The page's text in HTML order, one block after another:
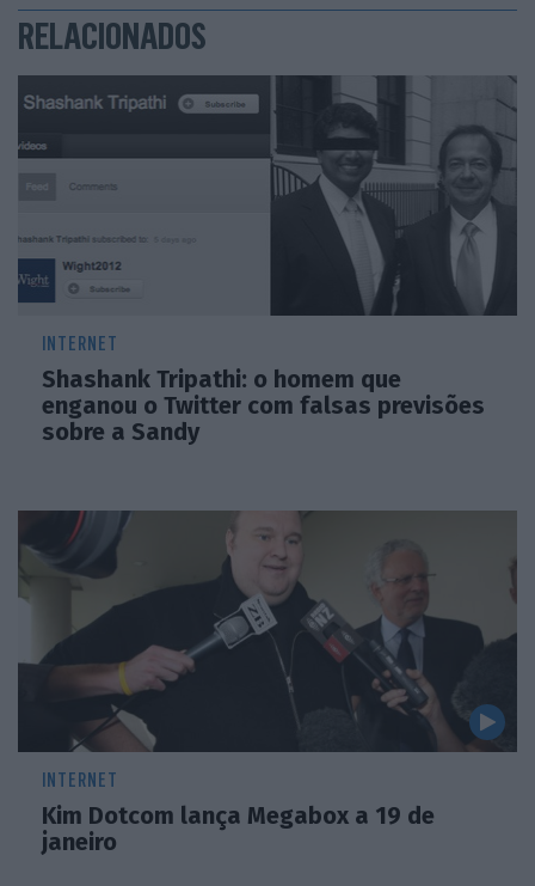
RELACIONADOS
INTERNET
Shashank Tripathi: o homem que
enganou o Twitter com falsas previsões
sobre a Sandy
INTERNET
Kim Dotcom lança Megabox a 19 de
janeiro